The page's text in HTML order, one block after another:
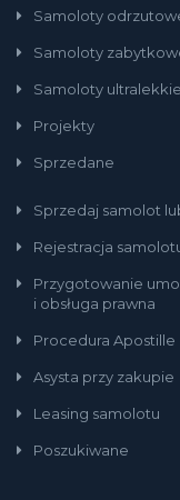
Samoloty
Samoloty
Samoloty ultralekkie
Projekty
Sprzedane
Sprzedaj samolot
Rejestracja
Przygotowanie
i obsługa prawna
Procedura Apostille
Asysta przy zakupie
Leasing samolotu
Poszukiwane